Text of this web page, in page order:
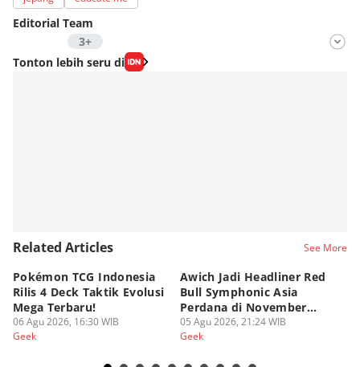
Editorial Team
3+
Editor
Fahrul Razi Uni Nurullah
Tonton lebih seru di
Related Articles See More
Pokémon TCG Indonesia
Rilis 4 Deck Taktik Evolusi
Mega Terbaru!
06 Agu 2026, 16:30 WIB
Geek
Awich Jadi Headliner Red
Bull Symphonic Asia
Perdana di November
2026!
05 Agu 2026, 21:24 WIB
Geek